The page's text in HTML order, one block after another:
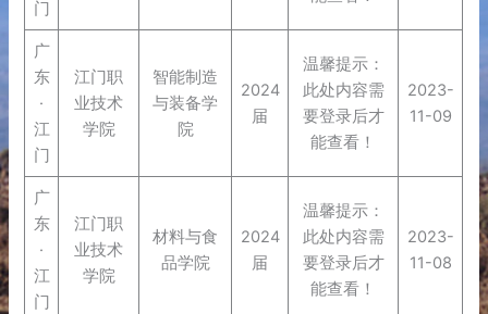
门
广
东
·
江
门
江门职
业技术
学院
智能制造
与装备学
院
2024
届
温馨提示：
此处内容需
要登录后才
能查看！
2023-
11-09
广
东
·
江
门
江门职
业技术
学院
材料与食
品学院
2024
届
温馨提示：
此处内容需
要登录后才
能查看！
2023-
11-08